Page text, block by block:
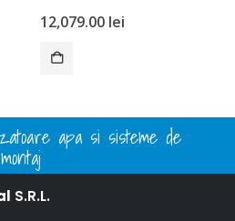
12,079.00 lei
apa si sisteme de
S.R.L.